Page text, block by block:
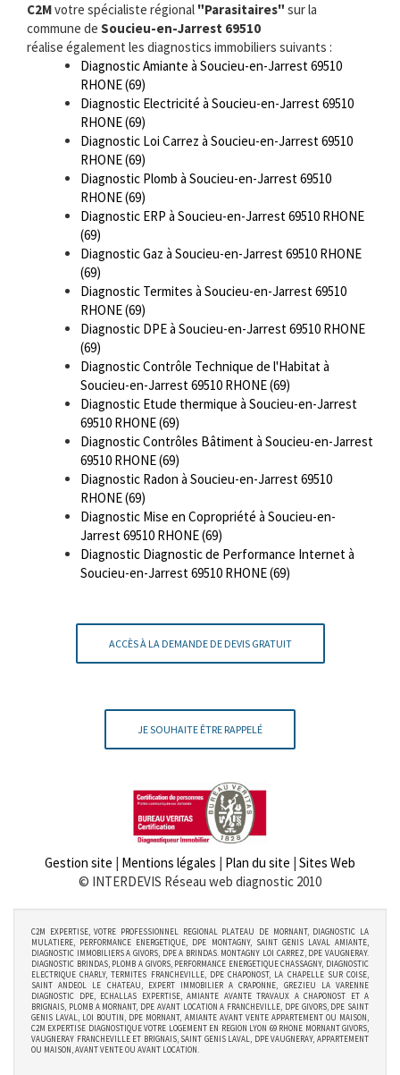
C2Mvotre spécialiste régional "Parasitaires" sur la
commune de Soucieu-en-Jarrest 69510
réalise également les diagnostics immobiliers suivants :
Diagnostic Amiante à Soucieu-en-Jarrest 69510
RHONE (69)
Diagnostic Electricité à Soucieu-en-Jarrest 69510
RHONE (69)
Diagnostic Loi Carrez à Soucieu-en-Jarrest 69510
RHONE (69)
Diagnostic Plomb à Soucieu-en-Jarrest 69510
RHONE (69)
Diagnostic ERP à Soucieu-en-Jarrest 69510 RHONE
(69)
Diagnostic Gaz à Soucieu-en-Jarrest 69510 RHONE
(69)
Diagnostic Termites à Soucieu-en-Jarrest 69510
RHONE (69)
Diagnostic DPE à Soucieu-en-Jarrest 69510 RHONE
(69)
Diagnostic Contrôle Technique de l'Habitat à
Soucieu-en-Jarrest 69510 RHONE (69)
Diagnostic Etude thermique à Soucieu-en-Jarrest
69510 RHONE (69)
Diagnostic Contrôles Bâtiment à Soucieu-en-Jarrest
69510 RHONE (69)
Diagnostic Radon à Soucieu-en-Jarrest 69510
RHONE (69)
Diagnostic Mise en Copropriété à Soucieu-en-
Jarrest 69510 RHONE (69)
Diagnostic Diagnostic de Performance Internet à
Soucieu-en-Jarrest 69510 RHONE (69)
ACCÈS À LA DEMANDE DE DEVIS GRATUIT
JE SOUHAITE ÊTRE RAPPELÉ
Gestion site Mentions légales Plan du site Sites Web
© INTERDEVIS Réseau web diagnostic 2010
C2M EXPERTISE, VOTRE PROFESSIONNEL REGIONAL PLATEAU DE MORNANT, DIAGNOSTIC LA
MULATIERE, PERFORMANCE ENERGETIQUE, DPE MONTAGNY, SAINT GENIS LAVAL AMIANTE,
DIAGNOSTIC IMMOBILIERS A GIVORS, DPE A BRINDAS. MONTAGNY LOI CARREZ, DPE VAUGNERAY.
DIAGNOSTIC BRINDAS, PLOMB A GIVORS, PERFORMANCE ENERGETIQUE CHASSAGNY, DIAGNOSTIC
ELECTRIQUE CHARLY, TERMITES FRANCHEVILLE, DPE CHAPONOST, LA CHAPELLE SUR COISE,
SAINT ANDEOL LE CHATEAU, EXPERT IMMOBILIER A CRAPONNE, GREZIEU LA VARENNE
DIAGNOSTIC DPE, ECHALLAS EXPERTISE, AMIANTE AVANTE TRAVAUX A CHAPONOST ET A
BRIGNAIS, PLOMB A MORNANT, DPE AVANT LOCATION A FRANCHEVILLE, DPE GIVORS, DPE SAINT
GENIS LAVAL, LOI BOUTIN, DPE MORNANT, AMIANTE AVANT VENTE APPARTEMENT OU MAISON,
C2M EXPERTISE DIAGNOSTIQUE VOTRE LOGEMENT EN REGION LYON 69 RHONE MORNANT GIVORS,
VAUGNERAY FRANCHEVILLE ET BRIGNAIS, SAINT GENIS LAVAL, DPE VAUGNERAY, APPARTEMENT
OU MAISON, AVANT VENTE OU AVANT LOCATION.